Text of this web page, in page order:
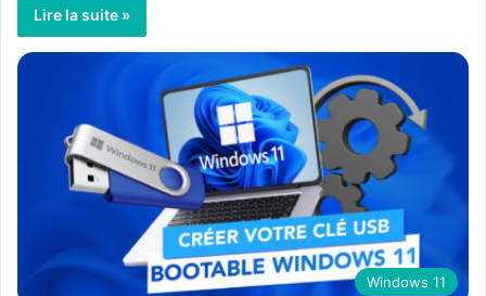
Lire la suite »
Windows 11